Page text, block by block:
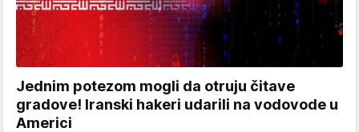
Jednim potezom mogli da otruju čitave
gradove! Iranski hakeri udarili na vodovode u
Americi